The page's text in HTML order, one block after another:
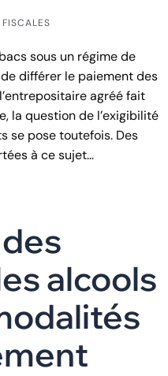
sous un régime de
différer le paiement des
agréé fait
la question de l’exigibilité
se pose toutefois. Des
à ce sujet…
alcools